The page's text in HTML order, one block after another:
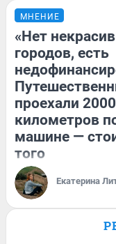
МНЕНИЕ
«Нет
городов, есть
проехали 2000
километров
машине —
того
Екатерина